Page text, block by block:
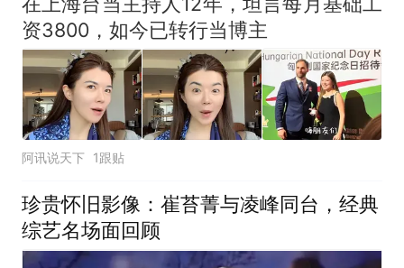
资3800，如今已转行当博主
阿讯说天下 1跟贴
珍贵怀旧影像：崔苔菁与凌峰同台，经典
综艺名场面回顾